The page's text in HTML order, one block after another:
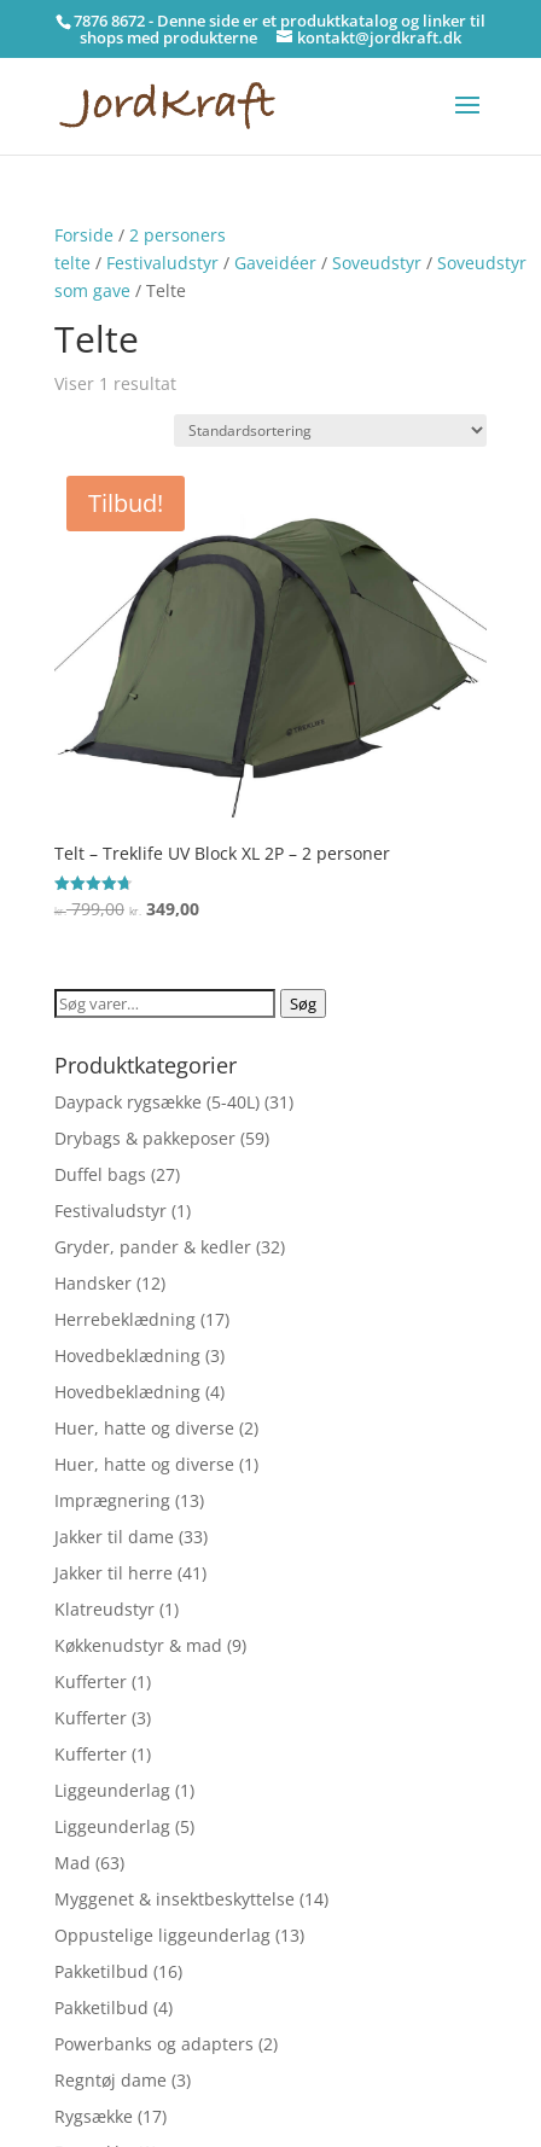
7876 8672 - Denne side er et produktkatalog og linker til
shops med produkterne kontakt@jordkraft.dk
Forside/ 2 personers
telte/ Festivaludstyr/ Gaveidéer/ Soveudstyr/ Soveudstyr
som gave/ Telte
Telte
Viser 1 resultat
Tilbud!
Telt – Treklife UV Block XL 2P – 2 personer
Vurderet
4.7
kr.799,00 Den
var:
kr. 799,00.
kr. 349,00Den
er:
kr. 349,00.
Søg
Søg
Produktkategorier
Daypack rygsække (5-40L) (31)
Drybags & pakkeposer (59)
Duffel bags (27)
Festivaludstyr (1)
Gryder, pander & kedler (32)
Handsker (12)
Herrebeklædning (17)
Hovedbeklædning (3)
Hovedbeklædning (4)
Huer, hatte og diverse (2)
Huer, hatte og diverse (1)
Imprægnering (13)
Jakker til dame (33)
Jakker til herre (41)
Klatreudstyr (1)
Køkkenudstyr & mad (9)
Kufferter (1)
Kufferter (3)
Kufferter (1)
Liggeunderlag (1)
Liggeunderlag (5)
Mad (63)
Myggenet & insektbeskyttelse (14)
Oppustelige liggeunderlag (13)
Pakketilbud (16)
Pakketilbud (4)
Powerbanks og adapters (2)
Regntøj dame (3)
Rygsække (17)